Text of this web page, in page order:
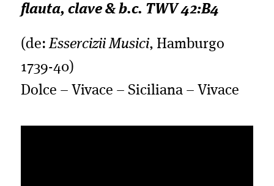
flauta, clave & b.c. TWV 42:B4
(de:Essercizii Musici, Hamburgo
1739-40)
Dolce – Vivace – Siciliana – Vivace